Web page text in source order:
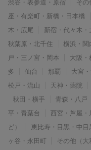
渋谷・表参道・原宿 その
座・有楽町・新橋・日本橋
木・広尾
新宿・代々木・
秋葉原・北千住
横浜・関
戸・三ノ宮・岡本
大阪・
多
仙台 那覇 大宮
松戸・流山
天神・薬院
秋田・横手
青森・八戸
平・青葉台
西宮・芦屋・
ど）
恵比寿・目黒・中目
ヶ谷・永田町
その他（大